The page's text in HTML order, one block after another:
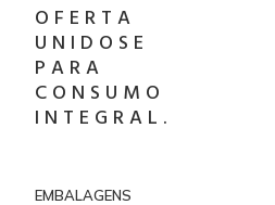
OFERTA
UNIDOSE
PARA
CONSUMO
INTEGRAL.
EMBALAGENS